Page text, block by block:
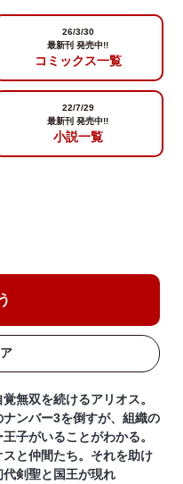
26/3/30
最新刊 発売中!!
コミックス一覧
22/7/29
最新刊 発売中!!
小説一覧
無双を続けるアリオス。
ンバー3を倒すが、組織の
子がいることがわかる。
と仲間たち。それを助け
剣聖と国王が現れ